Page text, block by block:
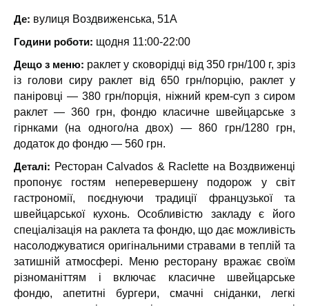
Де: вулиця Воздвиженська, 51А
Години роботи: щодня 11:00-22:00
Дещо з меню: раклет у сковорідці від 350 грн/100 г, зріз
із голови сиру раклет від 650 грн/порцію, раклет у
паніровці — 380 грн/порція, ніжний крем-суп з сиром
раклет — 360 грн, фондю класичне швейцарське з
гірнками (на одного/на двох) — 860 грн/1280 грн,
додаток до фондю — 560 грн.
Деталі: Ресторан Calvados & Raclette на Воздвиженці
пропонує гостям неперевершену подорож у світ
гастрономії, поєднуючи традиції французької та
швейцарської кухонь. Особливістю закладу є його
спеціалізація на раклета та фондю, що дає можливість
насолоджуватися оригінальними стравами в теплій та
затишній атмосфері. Меню ресторану вражає своїм
різноманіттям і включає класичне швейцарське
фондю, апетитні бургери, смачні сніданки, легкі